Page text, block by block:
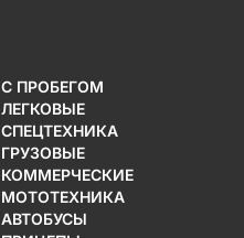
С ПРОБЕГОМ
ЛЕГКОВЫЕ
СПЕЦТЕХНИКА
ГРУЗОВЫЕ
КОММЕРЧЕСКИЕ
МОТОТЕХНИКА
АВТОБУСЫ